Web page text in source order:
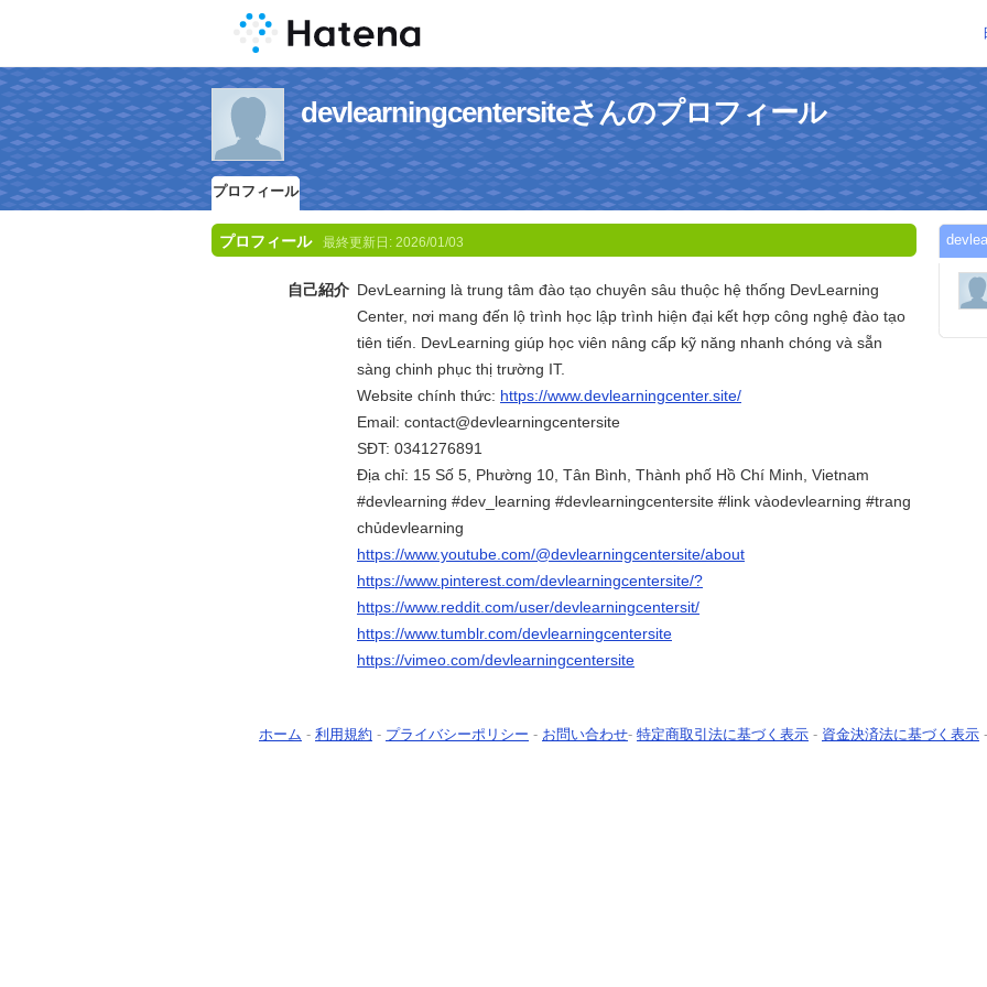
devlearningcentersiteさんのプロフィール
プロフィール
プロフィール 最終更新日: 2026/01/03
自己紹介 DevLearning là trung tâm đào tạo chuyên sâu thuộc hệ thống DevLearning
Center, nơi mang đến lộ trình học lập trình hiện đại kết hợp công nghệ đào tạo
tiên tiến. DevLearning giúp học viên nâng cấp kỹ năng nhanh chóng và sẵn
sàng chinh phục thị trường IT.
Website chính thức: https://www.devlearningcenter.site/
Email: contact@devlearningcentersite
SĐT: 0341276891
Địa chỉ: 15 Số 5, Phường 10, Tân Bình, Thành phố Hồ Chí Minh, Vietnam
#devlearning #dev_learning #devlearningcentersite #link vàodevlearning #trang
chủdevlearning
https://www.youtube.com/@devlearningcentersite/about
https://www.pinterest.com/devlearningcentersite/?
https://www.reddit.com/user/devlearningcentersit/
https://www.tumblr.com/devlearningcentersite
https://vimeo.com/devlearningcentersite
ホーム - 利用規約 - プライバシーポリシー - お問い合わせ- 特定商取引法に基づく表示 - 資金決済法に基づく表示 -